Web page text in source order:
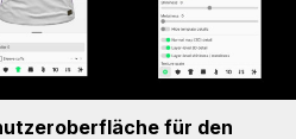
für den